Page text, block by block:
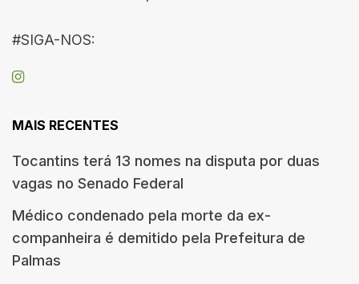
#SIGA-NOS:
MAIS RECENTES
Tocantins terá 13 nomes na disputa por duas
vagas no Senado Federal
Médico condenado pela morte da ex-
companheira é demitido pela Prefeitura de
Palmas